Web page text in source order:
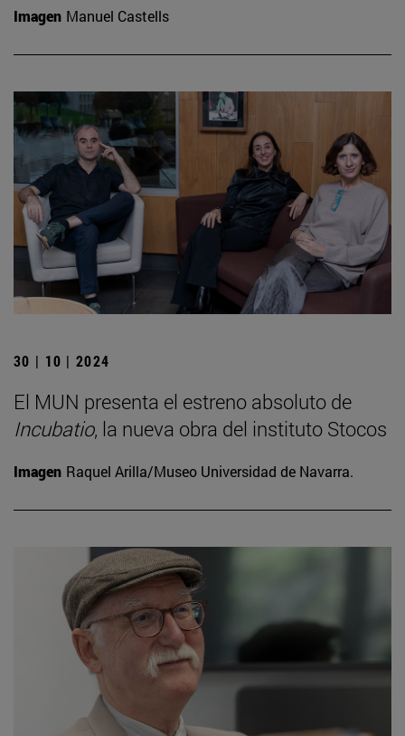
Imagen Manuel Castells
30 | 10 | 2024
El MUN presenta el estreno absoluto de
Incubatio, la nueva obra del instituto Stocos
Imagen Raquel Arilla/Museo Universidad de Navarra.